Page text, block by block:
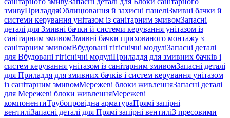
змивуПриладдяОблицювання й захисні панеліЗмивні бачки й
системи керування унітазом із санітарним змивомЗапасні
деталі для Змивні бачки й системи керування унітазом із
санітарним змивомЗмивні бачки прихованого монтажу з
санітарним змивомВбудовані гігієнічні модуліЗапасні деталі
для Вбудовані гігієнічні модуліПриладдя для змивних бачків і
систем керування унітазом із санітарним змивомЗапасні деталі
для Приладдя для змивних бачків і систем керування унітазом
із санітарним змивомМережеві блоки живленняЗапасні деталі
для Мережеві блоки живленняМережеві
компонентиТрубопровідна арматураПрямі запірні
вентиліЗапасні деталі для Прямі запірні вентиліЗ пресовими